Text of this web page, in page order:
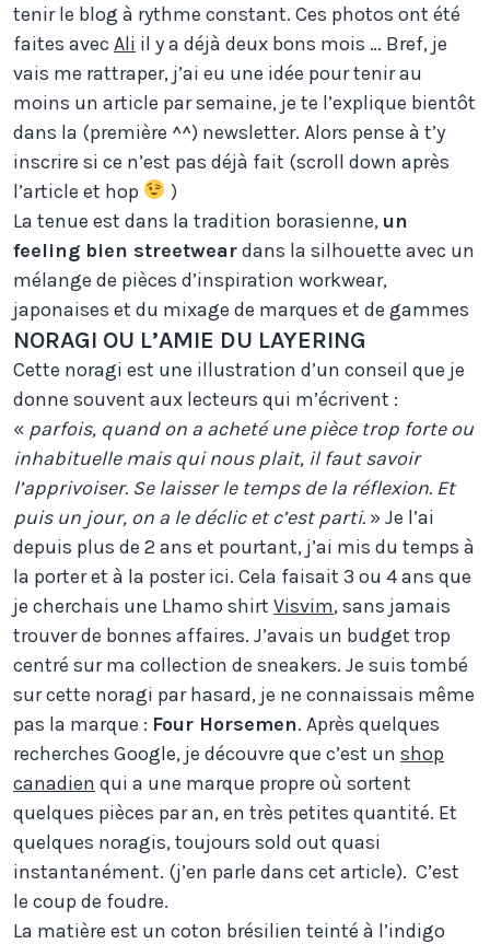
tenir le blog à rythme constant. Ces photos ont été
faites avec Ali il y a déjà deux bons mois … Bref, je
vais me rattraper, j’ai eu une idée pour tenir au
moins un article par semaine, je te l’explique bientôt
dans la (première ^^) newsletter. Alors pense à t’y
inscrire si ce n’est pas déjà fait (scroll down après
l’article et hop
)
La tenue est dans la tradition borasienne, un
feeling bien streetweardans la silhouette avec un
mélange de pièces d’inspiration workwear,
japonaises et du mixage de marques et de gammes
NORAGI OU L’AMIE DU LAYERING
Cette noragi est une illustration d’un conseil que je
donne souvent aux lecteurs qui m’écrivent :
« parfois, quand on a acheté une pièce trop forte ou
inhabituelle mais qui nous plait, il faut savoir
l’apprivoiser. Se laisser le temps de la réflexion. Et
puis un jour, on a le déclic et c’est parti. » Je l’ai
depuis plus de 2 ans et pourtant, j’ai mis du temps à
la porter et à la poster ici. Cela faisait 3 ou 4 ans que
je cherchais une Lhamo shirt Visvim, sans jamais
trouver de bonnes affaires. J’avais un budget trop
centré sur ma collection de sneakers. Je suis tombé
sur cette noragi par hasard, je ne connaissais même
pas la marque : Four Horsemen. Après quelques
recherches Google, je découvre que c’est un shop
canadien qui a une marque propre où sortent
quelques pièces par an, en très petites quantité. Et
quelques noragis, toujours sold out quasi
instantanément. (j’en parle dans cet article). C’est
le coup de foudre.
La matière est un coton brésilien teinté à l’indigo